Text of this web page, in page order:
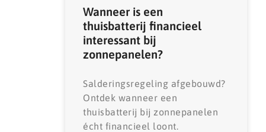
Wanneer is een
thuisbatterij financieel
interessant bij
zonnepanelen?
Salderingsregeling afgebouwd?
Ontdek wanneer een
thuisbatterij bij zonnepanelen
écht financieel loont.